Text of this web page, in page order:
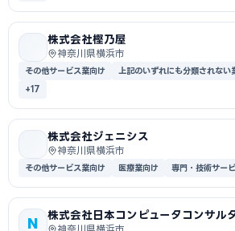
株式会社樫乃屋
神奈川県横浜市
その他サービス業向け 上記のいずれにも分類されない
+17
株式会社ジェニシス
神奈川県横浜市
その他サービス業向け 医療業向け 専門・技術サー
N
株式会社日本コンピュータコンサル